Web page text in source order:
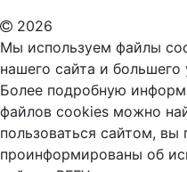
2026
Мы используем файлы
нашего сайта и большего
Более подробную
файлов cookies можно
пользоваться сайтом,
проинформированы об